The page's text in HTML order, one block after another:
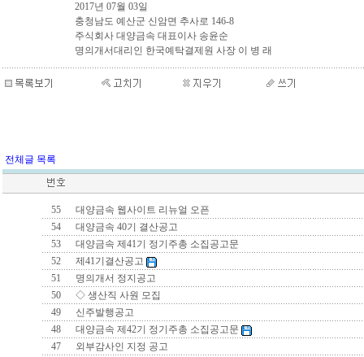
2017년 07월 03일
충청남도 예산군 신암면 추사로 146-8
주식회사 대양금속 대표이사 송윤순
명의개서대리인 한국예탁결제원 사장 이 병 래
전체글 목록
55
대양금속 웹사이트 리뉴얼 오픈
54
대양금속 40기 결산공고
53
대양금속 제41기 정기주총 소집공고문
52
제41기결산공고
51
명의개서 정지공고
50
◇ 생산직 사원 모집
49
신주발행공고
48
대양금속 제42기 정기주총 소집공고문
47
외부감사인 지정 공고